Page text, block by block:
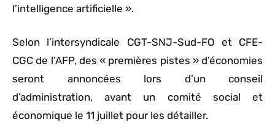
l’intelligence artificielle ».
Selon l’intersyndicale CGT-SNJ-Sud-FO et CFE-
CGC de l’AFP, des « premières pistes » d’économies
seront annoncées lors d’un conseil
d’administration, avant un comité social et
économique le 11 juillet pour les détailler.